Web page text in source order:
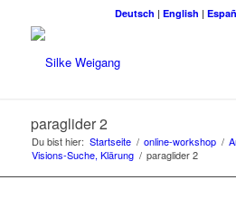
Deutsch |English |
paraglider 2
Du bist hier: Startseite / online-workshop /
Visions-Suche, Klärung / paraglider 2